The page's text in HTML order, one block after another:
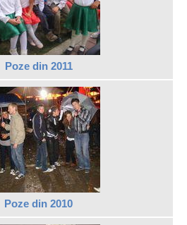
Poze din 2011
Poze din 2010